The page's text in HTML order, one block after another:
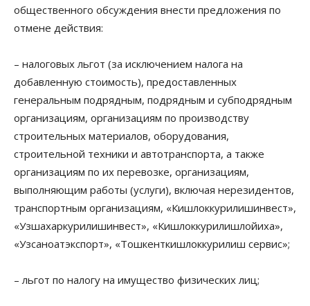
общественного обсуждения внести предложения по
отмене действия:
– налоговых льгот (за исключением налога на
добавленную стоимость), предоставленных
генеральным подрядным, подрядным и субподрядным
организациям, организациям по производству
строительных материалов, оборудования,
строительной техники и автотранспорта, а также
организациям по их перевозке, организациям,
выполняющим работы (услуги), включая нерезидентов,
транспортным организациям, «Кишлоккурилишинвест»,
«Узшахаркурилишинвест», «Кишлоккурилишлойиха»,
«Узсаноатэкспорт», «Тошкенткишлоккурилиш сервис»;
– льгот по налогу на имущество физических лиц;